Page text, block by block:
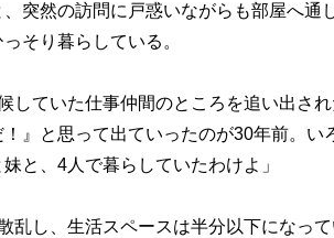
突然の訪問に戸惑いながらも部屋へ通
そり暮らしている。
していた仕事仲間のところを追い出さ
』と思って出ていったのが30年前。い
と、4人で暮らしていたわけよ」
し、生活スペースは半分以下になっ